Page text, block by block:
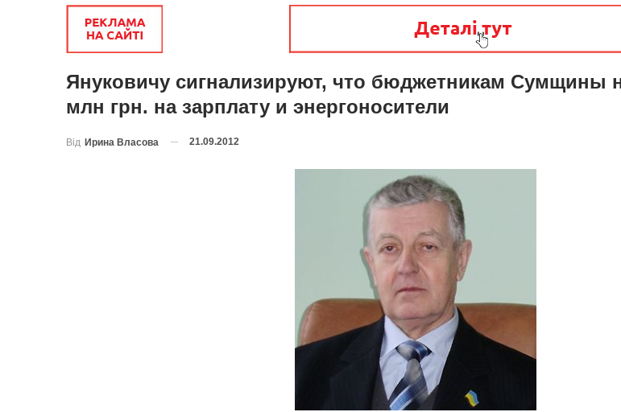
Януковичу сигнализируют, что бюджетникам Сумщины
млн грн. на зарплату и энергоносители
Від Ирина Власова 21.09.2012